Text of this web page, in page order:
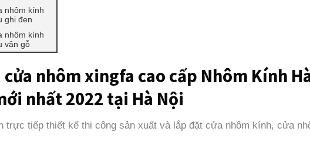
nhôm kính
ghi đen
nhôm kính
vân gỗ
nhôm xingfa cao cấp Nhôm Kính
nhất 2022 tại Hà Nội
trực tiếp thiết kế thi công sản xuất và lắp đặt cửa nhôm kính, cửa